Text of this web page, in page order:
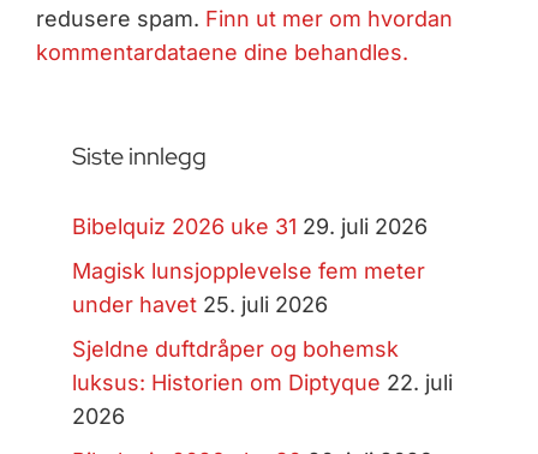
redusere spam. Finn ut mer om hvordan
kommentardataene dine behandles.
Siste innlegg
Bibelquiz 2026 uke 31 29. juli 2026
Magisk lunsjopplevelse fem meter
under havet 25. juli 2026
Sjeldne duftdråper og bohemsk
luksus: Historien om Diptyque 22. juli
2026